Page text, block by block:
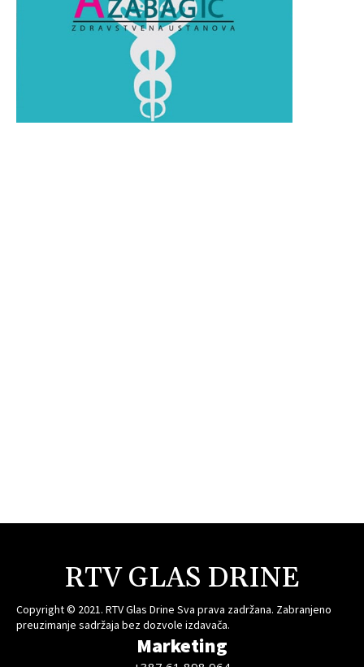
RTV GLAS DRINE
Copyright © 2021. RTV Glas Drine Sva prava zadržana. Zabranjeno
preuzimanje sadržaja bez dozvole izdavača.
Marketing